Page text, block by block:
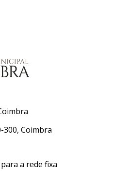
300, Coimbra
a rede fixa